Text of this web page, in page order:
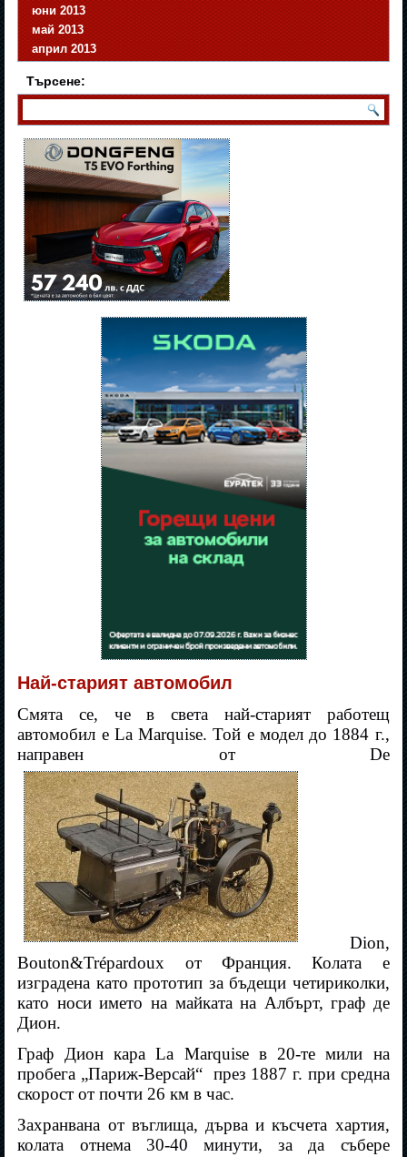
юни 2013
май 2013
април 2013
Търсене:
Най-старият автомобил
Смята се, че в света най-старият работещ
автомобил е La Marquise. Той е модел до 1884 г.,
направен от De
Dion,
Bouton&Trépardoux от Франция. Колата е
изградена като прототип за бъдещи четириколки,
като носи името на майката на Албърт, граф де
Дион.
Граф Дион кара La Marquise в 20-те мили на
пробега „Париж-Версай“ през 1887 г. при средна
скорост от почти 26 км в час.
Захранвана от въглища, дърва и късчета хартия,
колата отнема 30-40 минути, за да събере